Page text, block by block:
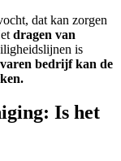
dat kan zorgen
dragen van
is
bedrijf kan de
Is het